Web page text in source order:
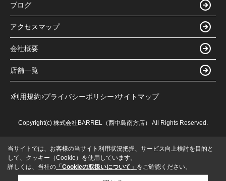
ブログ
アクセスマップ
会社概要
店舗一覧
利用規約 プライバシーポリシー サイトマップ
Copyright(c) 株式会社BARREL（西中島南方店） All Rights Reserved.
当サイトでは、お客様の当サイト利用状況把握、サービス向上検討を目的と
して、クッキー（Cookie）を使用しています。
詳しくは、当社の 「Cookieの取扱いについて」 をご確認ください。